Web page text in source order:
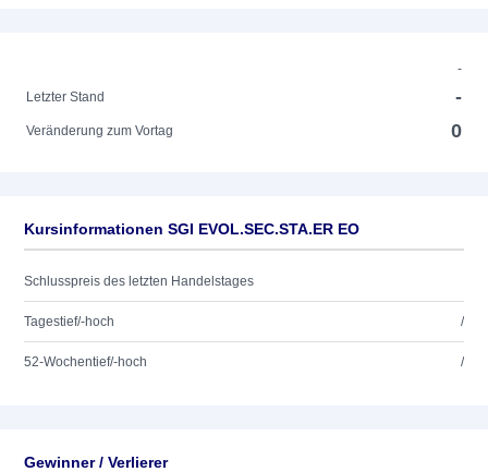
-
Letzter Stand
-
Veränderung zum Vortag 0
Kursinformationen SGI EVOL.SEC.STA.ER EO
Schlusspreis des letzten Handelstages
Tagestief/-hoch /
52-Wochentief/-hoch /
Gewinner / Verlierer